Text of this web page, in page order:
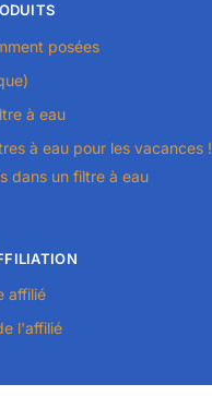
posées
à eau
à eau pour les vacances !
dans un filtre à eau
affilié
l'affilié